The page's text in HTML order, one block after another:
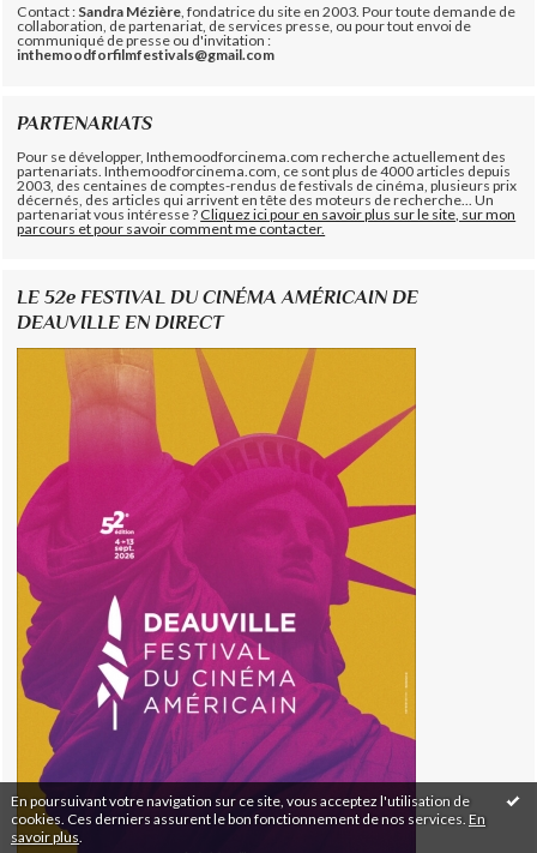
En poursuivant votre navigation sur ce site, vous acceptez l'utilisation de
cookies. Ces derniers assurent le bon fonctionnement de nos services. En
savoir plus
Contact : Sandra Mézière , fondatrice du site en 2003. Pour toute demande de
collaboration, de partenariat, de services presse, ou pour tout envoi de
communiqué de presse ou d'invitation :
inthemoodforfilmfestivals@gmail.com
PARTENARIATS
Pour se développer, Inthemoodforcinema.com recherche actuellement des
partenariats. Inthemoodforcinema.com, ce sont plus de 4000 articles depuis
2003, des centaines de comptes-rendus de festivals de cinéma, plusieurs prix
décernés, des articles qui arrivent en tête des moteurs de recherche... Un
partenariat vous intéresse ?Cliquez ici pour en savoir plus sur le site, sur mon
parcours et pour savoir comment me contacter.
LE 52e FESTIVAL DU CINÉMA AMÉRICAIN DE
DEAUVILLE EN DIRECT